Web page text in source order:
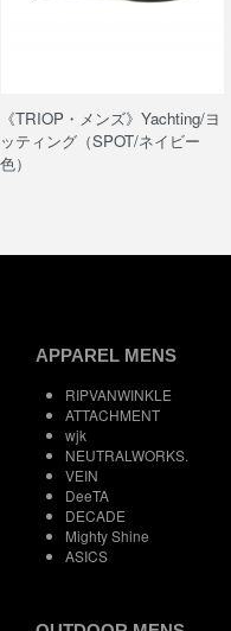
《TRIOP・メンズ》Yachting/ヨ
ッティング（SPOT/ネイビー
色）
APPAREL MENS
RIPVANWINKLE
ATTACHMENT
wjk
NEUTRALWORKS.
VEIN
DeeTA
DECADE
Mighty Shine
ASICS